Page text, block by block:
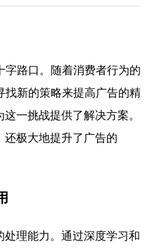
字路口。随着消费者行为的
找新的策略来提高广告的精
一挑战提供了解决方案。
极大地提升了广告的
理能力。通过深度学习和